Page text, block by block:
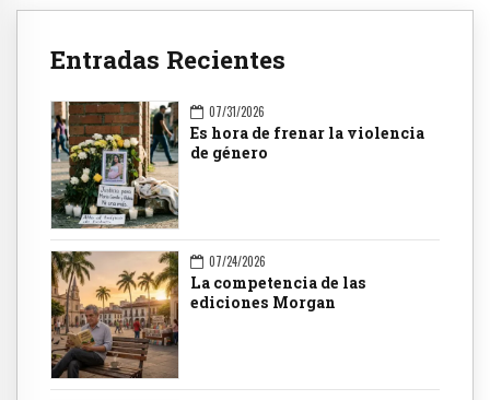
Entradas Recientes
07/31/2026
Es hora de frenar la violencia
de género
07/24/2026
La competencia de las
ediciones Morgan